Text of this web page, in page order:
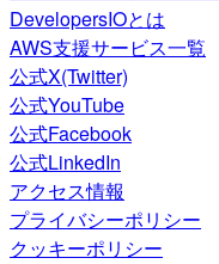
DevelopersIOとは
AWS支援サービス一覧
公式X(Twitter)
公式YouTube
公式Facebook
公式LinkedIn
アクセス情報
プライバシーポリシー
クッキーポリシー